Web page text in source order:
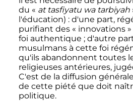
du « at tasfiyatu wa tarbiyah
l'éducation) : d'une part,
purifiant des « innovations
foi authentique ; d'autre
musulmans à cette foi
qu'ils abandonnent toutes
religieuses antérieures,
C'est de la diffusion
de cette piété que doit
politique.